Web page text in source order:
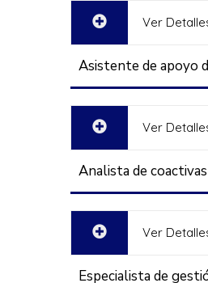
Ver
Asistente de apoyo
Ver
Analista de
Ver
Especialista de